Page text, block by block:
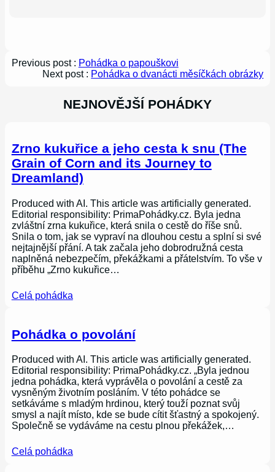
Previous post : Pohádka o papouškovi
Next post : Pohádka o dvanácti měsíčkách obrázky
NEJNOVĚJŠÍ POHÁDKY
Zrno kukuřice a jeho cesta k snu (The
Grain of Corn and its Journey to
Dreamland)
Produced with AI. This article was artificially generated.
Editorial responsibility: PrimaPohádky.cz. Byla jedna
zvláštní zrna kukuřice, která snila o cestě do říše snů.
Snila o tom, jak se vypraví na dlouhou cestu a splní si své
nejtajnější přání. A tak začala jeho dobrodružná cesta
naplněná nebezpečím, překážkami a přátelstvím. To vše v
příběhu „Zrno kukuřice…
Celá pohádka
Pohádka o povolání
Produced with AI. This article was artificially generated.
Editorial responsibility: PrimaPohádky.cz. „Byla jednou
jedna pohádka, která vyprávěla o povolání a cestě za
vysněným životním posláním. V této pohádce se
setkáváme s mladým hrdinou, který touží poznat svůj
smysl a najít místo, kde se bude cítit šťastný a spokojený.
Společně se vydáváme na cestu plnou překážek,…
Celá pohádka